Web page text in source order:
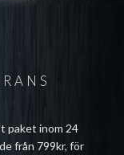
paket inom 24
från 799kr, för